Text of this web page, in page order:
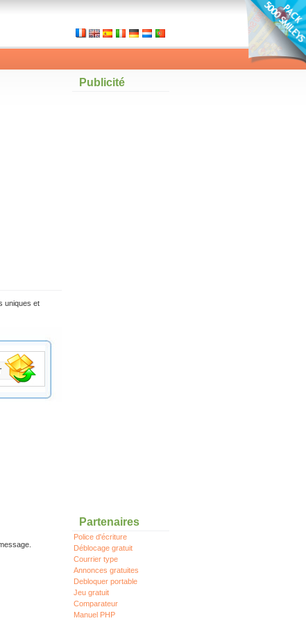
uniques et
Publicité
Partenaires
Police d'écriture
Déblocage gratuit
Courrier type
Annonces gratuites
Debloquer portable
Jeu gratuit
Comparateur
Manuel PHP